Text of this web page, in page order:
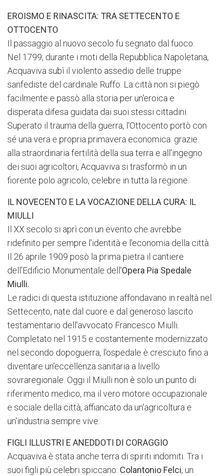
EROISMO E RINASCITA: TRA SETTECENTO E
OTTOCENTO
Il passaggio al nuovo secolo fu segnato dal fuoco.
Nel 1799, durante i moti della Repubblica Napoletana,
Acquaviva subì il violento assedio delle truppe
sanfediste del cardinale Ruffo. La città non si piegò
facilmente e passò alla storia per un'eroica e
disperata difesa guidata dai suoi stessi cittadini.
Superato il trauma della guerra, l'Ottocento portò con
sé una vera e propria primavera economica: grazie
alla straordinaria fertilità della sua terra e all'ingegno
dei suoi agricoltori, Acquaviva si trasformò in un
fiorente polo agricolo, celebre in tutta la regione.
IL NOVECENTO E LA VOCAZIONE DELLA CURA: IL
MIULLI
Il XX secolo si aprì con un evento che avrebbe
ridefinito per sempre l'identità e l'economia della città.
Il 26 aprile 1909 posò la prima pietra il cantiere
dell'Edificio Monumentale dell'Opera Pia Spedale
Miulli.
Le radici di questa istituzione affondavano in realtà nel
Settecento, nate dal cuore e dal generoso lascito
testamentario dell'avvocato Francesco Miulli.
Completato nel 1915 e costantemente modernizzato
nel secondo dopoguerra, l'ospedale è cresciuto fino a
diventare un'eccellenza sanitaria a livello
sovraregionale. Oggi il Miulli non è solo un punto di
riferimento medico, ma il vero motore occupazionale
e sociale della città, affiancato da un'agricoltura e
un'industria sempre vive.
FIGLI ILLUSTRI E ANEDDOTI DI CORAGGIO
Acquaviva è stata anche terra di spiriti indomiti. Tra i
suoi figli più celebri spiccano: Colantonio Felci, un